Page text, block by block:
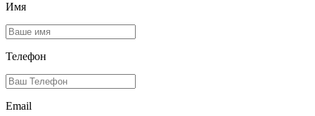
Имя
Телефон
Email